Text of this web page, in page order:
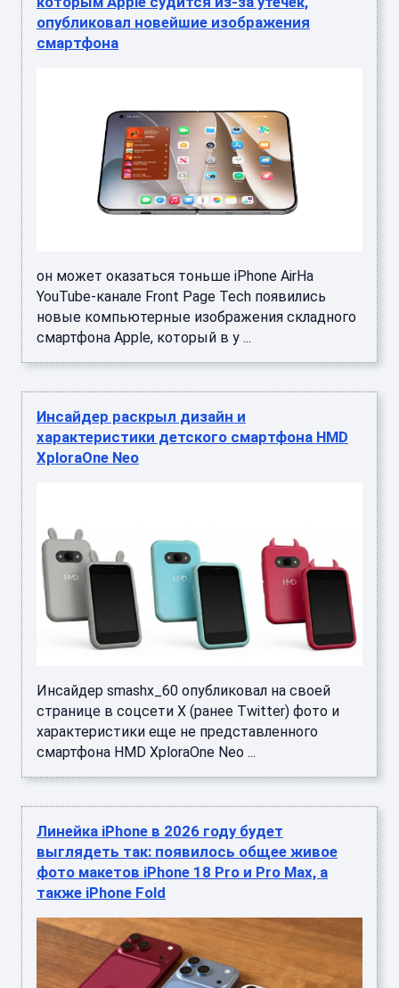
опубликовал новейшие изображения
смартфона
он может оказаться тоньше iPhone AirНа
YouTube-канале Front Page Tech появились
новые компьютерные изображения складного
смартфона Apple, который в у ...
Инсайдер раскрыл дизайн и
характеристики детского смартфона HMD
XploraOne Neo
Инсайдер smashx_60 опубликовал на своей
странице в соцсети X (ранее Twitter) фото и
характеристики еще не представленного
смартфона HMD XploraOne Neo ...
Линейка iPhone в 2026 году будет
выглядеть так: появилось общее живое
фото макетов iPhone 18 Pro и Pro Max, а
также iPhone Fold